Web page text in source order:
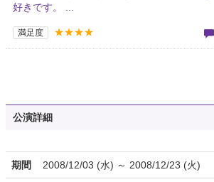
好きです。 ...
満足度 ★★★★
公演詳細
期間 2008/12/03 (水) ～ 2008/12/23 (火)